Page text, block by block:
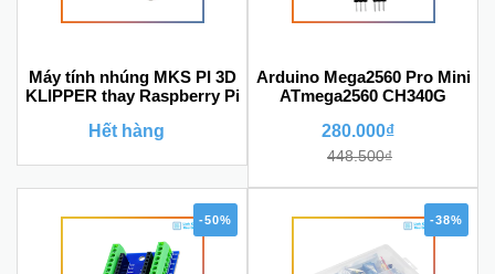
Máy tính nhúng MKS PI 3D
KLIPPER thay Raspberry Pi
Hết hàng
Arduino Mega2560 Pro Mini
ATmega2560 CH340G
280.000₫
448.500₫
-50% -38%